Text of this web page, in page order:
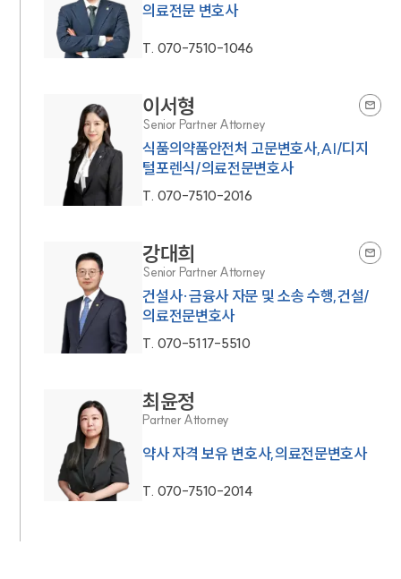
의료전문 변호사
T. 070-7510-1046
이서형
Senior Partner Attorney
식품의약품안전처 고문변호사,AI/디지
털포렌식/의료전문변호사
T. 070-7510-2016
강대희
Senior Partner Attorney
건설사·금융사 자문 및 소송 수행,건설/
의료전문변호사
T. 070-5117-5510
최윤정
Partner Attorney
약사 자격 보유 변호사,의료전문변호사
T. 070-7510-2014